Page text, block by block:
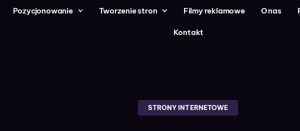
Pozycjonowanie Tworzenie stron Filmy reklamowe O nas
Kontakt
STRONY INTERNETOWE